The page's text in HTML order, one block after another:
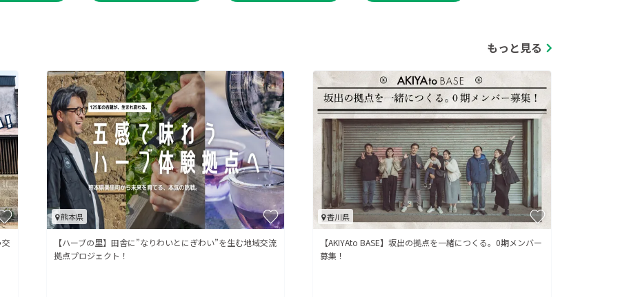
熊本県
【ハーブの里】田舎に”なりわいとにぎわい”を生む地域交流
拠点プロジェクト！
香川県
【AKIYAto BASE】坂出の拠点を一緒につくる。0期メンバー
募集！
もっと見る